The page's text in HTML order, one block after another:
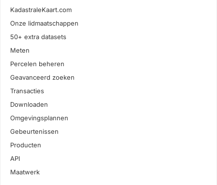
KadastraleKaart.com
Onze lidmaatschappen
50+ extra datasets
Meten
Percelen beheren
Geavanceerd zoeken
Transacties
Downloaden
Omgevingsplannen
Gebeurtenissen
Producten
API
Maatwerk